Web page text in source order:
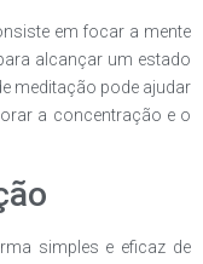
em focar a mente
alcançar um estado
meditação pode ajudar
a concentração e o
simples e eficaz de